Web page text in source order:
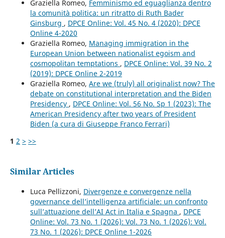
Graziella Romeo, Femminismo ed eguaglianza dentro
la comunità politica: un ritratto di Ruth Bader
Ginsburg , DPCE Online: Vol. 45 No. 4 (2020): DPCE
Online 4-2020
Graziella Romeo, Managing immigration in the
European Union between nationalist egoism and
cosmopolitan temptations , DPCE Online: Vol. 39 No. 2
(2019): DPCE Online 2-2019
Graziella Romeo, Are we (truly) all originalist now? The
debate on constitutional interpretation and the Biden
Presidency , DPCE Online: Vol. 56 No. Sp 1 (2023): The
American Presidency after two years of President
Biden (a cura di Giuseppe Franco Ferrari)
1 2 > >>
Similar Articles
Luca Pellizzoni, Divergenze e convergenze nella
governance dell’intelligenza artificiale: un confronto
sull’attuazione dell’AI Act in Italia e Spagna , DPCE
Online: Vol. 73 No. 1 (2026): Vol. 73 No. 1 (2026): Vol.
73 No. 1 (2026): DPCE Online 1-2026